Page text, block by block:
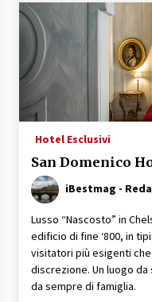
04/03/
31/07/
Hotel Esclusivi
San Domenico
iBestmag -
Lusso “Nascosto” in
edificio di fine ‘800, in
visitatori più esigenti
discrezione. Un luogo
da sempre di famiglia.